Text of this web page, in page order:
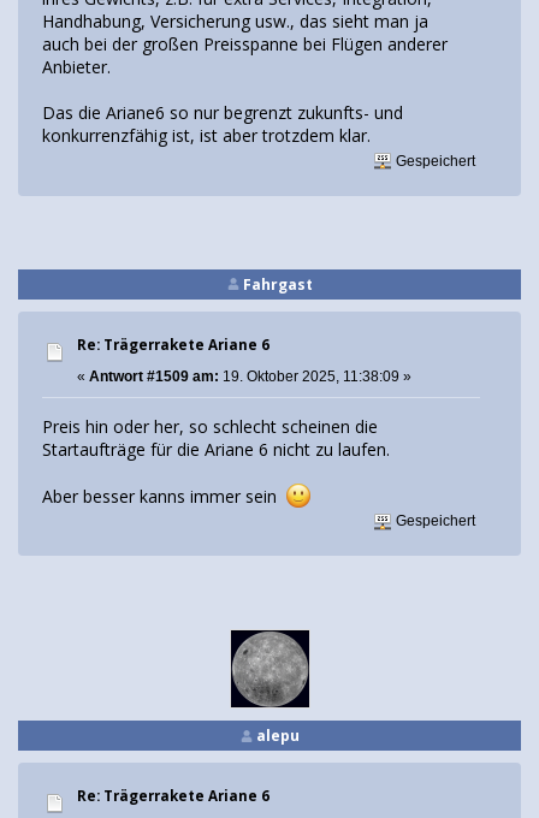
Handhabung, Versicherung usw., das sieht man ja
auch bei der großen Preisspanne bei Flügen anderer
Anbieter.
Das die Ariane6 so nur begrenzt zukunfts- und
konkurrenzfähig ist, ist aber trotzdem klar.
Gespeichert
Fahrgast
Re: Trägerrakete Ariane 6
« Antwort #1509 am: 19. Oktober 2025, 11:38:09 »
Preis hin oder her, so schlecht scheinen die
Startaufträge für die Ariane 6 nicht zu laufen.
Aber besser kanns immer sein
Gespeichert
alepu
Re: Trägerrakete Ariane 6